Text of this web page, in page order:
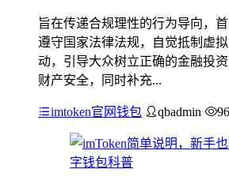
旨在传递合规理性的行为导向，
遵守国家法律法规，自觉抵制虚
动，引导大众树立正确的金融投
财产安全，同时补充...
imtoken官网钱包 qbadmin